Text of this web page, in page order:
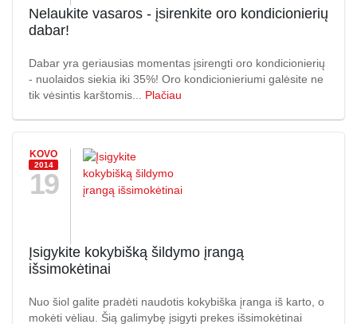
Nelaukite vasaros - įsirenkite oro kondicionierių
dabar!
Dabar yra geriausias momentas įsirengti oro kondicionierių
- nuolaidos siekia iki 35%! Oro kondicionieriumi galėsite ne
tik vėsintis karštomis... Plačiau
KOVO
2014
19
Įsigykite kokybišką šildymo įrangą
išsimokėtinai
Nuo šiol galite pradėti naudotis kokybiška įranga iš karto, o
mokėti vėliau. Šią galimybę įsigyti prekes išsimokėtinai